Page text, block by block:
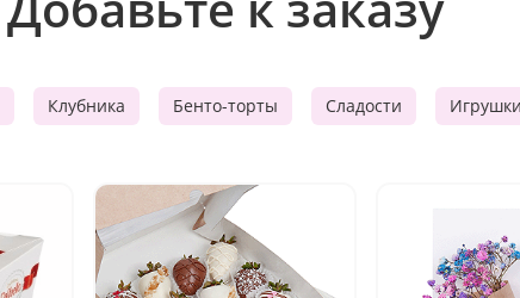
Клубника Бенто-торты Сладости Игрушки